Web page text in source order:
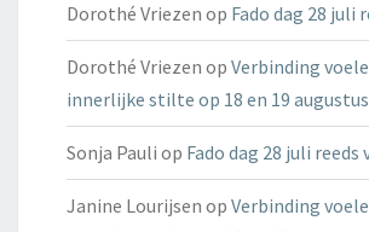
Dorothé Vriezen op Fado dag 28 juli
Dorothé Vriezen op Verbinding
innerlijke stilte op 18 en 19
Sonja Pauli op Fado dag 28 juli reeds
Janine Lourijsen op Verbinding